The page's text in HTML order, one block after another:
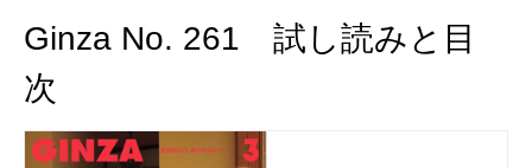
Ginza No. 261 試し読みと目
次